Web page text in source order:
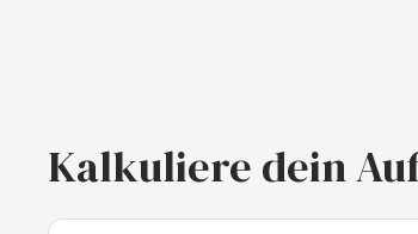
Kalkuliere dein